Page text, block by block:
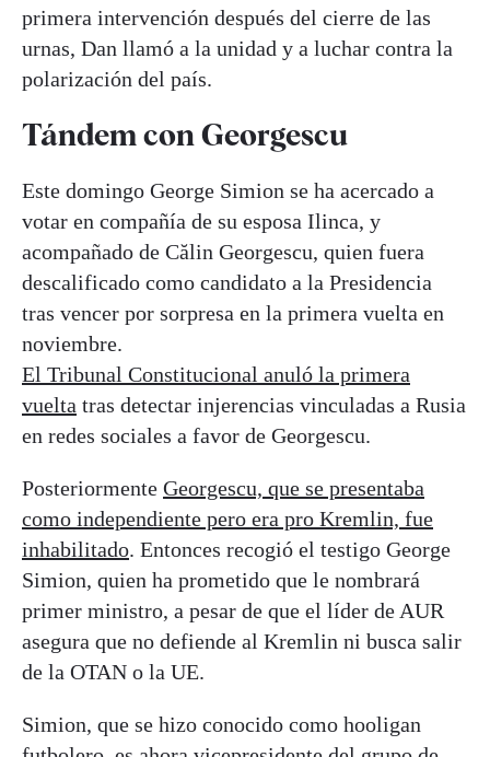
primera intervención después del cierre de las
urnas, Dan llamó a la unidad y a luchar contra la
polarización del país.
Tándem con Georgescu
Este domingo George Simion se ha acercado a
votar en compañía de su esposa Ilinca, y
acompañado de Călin Georgescu, quien fuera
descalificado como candidato a la Presidencia
tras vencer por sorpresa en la primera vuelta en
noviembre.
El Tribunal Constitucional anuló la primera
vuelta tras detectar injerencias vinculadas a Rusia
en redes sociales a favor de Georgescu.
Posteriormente Georgescu, que se presentaba
como independiente pero era pro Kremlin, fue
inhabilitado. Entonces recogió el testigo George
Simion, quien ha prometido que le nombrará
primer ministro, a pesar de que el líder de AUR
asegura que no defiende al Kremlin ni busca salir
de la OTAN o la UE.
Simion, que se hizo conocido como hooligan